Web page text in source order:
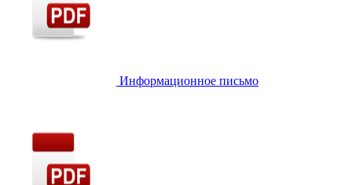
Информационное письмо